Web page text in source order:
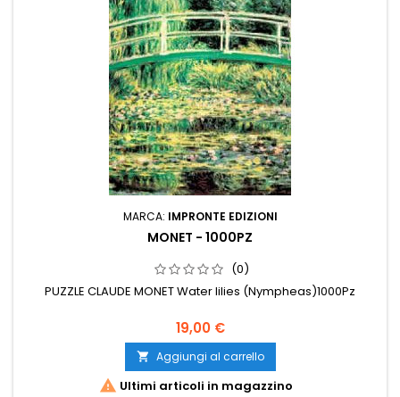
MARCA: IMPRONTE EDIZIONI
MONET - 1000PZ
(0)
PUZZLE CLAUDE MONET Water lilies (Nympheas)1000Pz
19,00 €
 Aggiungi al carrello
 Ultimi articoli in magazzino